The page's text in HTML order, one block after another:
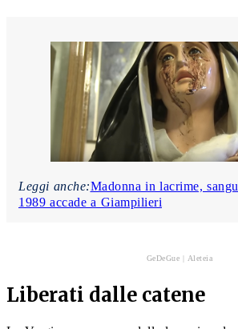
Leggi anche:Madonna in lacrime,
1989 accade a Giampilieri
GeDeGue | Aleteia
Liberati dalle catene